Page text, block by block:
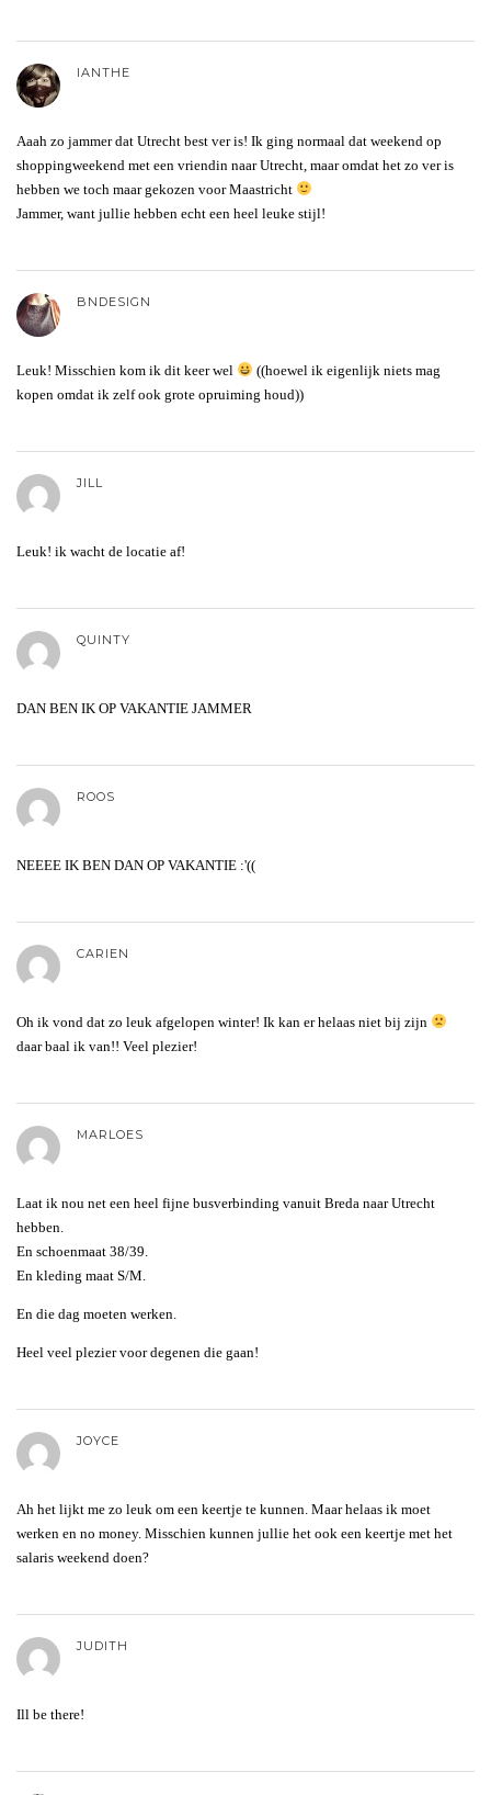
IANTHE
Aaah zo jammer dat Utrecht best ver is! Ik ging normaal dat weekend op
shoppingweekend met een vriendin naar Utrecht, maar omdat het zo ver is
hebben we toch maar gekozen voor Maastricht
Jammer, want jullie hebben echt een heel leuke stijl!
BNDESIGN
Leuk! Misschien kom ik dit keer wel
((hoewel ik eigenlijk niets mag
kopen omdat ik zelf ook grote opruiming houd))
JILL
Leuk! ik wacht de locatie af!
QUINTY
DAN BEN IK OP VAKANTIE JAMMER
ROOS
NEEEE IK BEN DAN OP VAKANTIE :'((
CARIEN
Oh ik vond dat zo leuk afgelopen winter! Ik kan er helaas niet bij zijn
daar baal ik van!! Veel plezier!
MARLOES
Laat ik nou net een heel fijne busverbinding vanuit Breda naar Utrecht
hebben.
En schoenmaat 38/39.
En kleding maat S/M.
En die dag moeten werken.
Heel veel plezier voor degenen die gaan!
JOYCE
Ah het lijkt me zo leuk om een keertje te kunnen. Maar helaas ik moet
werken en no money. Misschien kunnen jullie het ook een keertje met het
salaris weekend doen?
JUDITH
Ill be there!